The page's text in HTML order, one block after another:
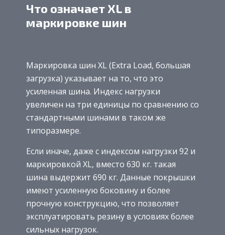
Что означает XL в
маркировке шин
Маркировка шин XL (Extra Load, большая
загрузка) указывает на то, что это
усиленная шина. Индекс нагрузки
увеличен на три единицы по сравнению со
стандартными шинами в таком же
типоразмере.
Если иначе, даже с индексом нагрузки 92 и
маркировкой XL, вместо 630 кг. такая
шина выдержит 690 кг. Данные покрышки
имеют усиленную боковину и более
прочную конструкцию, что позволяет
эксплуатировать резину в условиях более
сильных нагрузок.